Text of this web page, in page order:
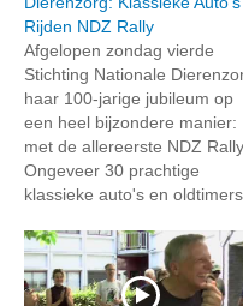
Rijden NDZ Rally
Afgelopen zondag vierde
Stichting Nationale
haar 100-jarige jubileum op
een heel bijzondere manier:
met de allereerste NDZ
Ongeveer 30 prachtige
klassieke auto's en